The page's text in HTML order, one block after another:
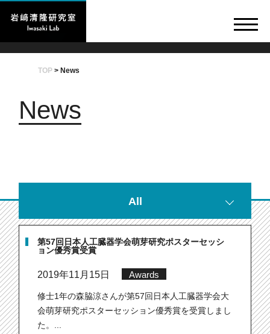
TOP> News
News
All
第57回日本人工臓器学会萌芽研究ポスターセッシ
ョン優秀賞受賞
2019年11月15日 Awards
修士1年の森脇涼さんが第57回日本人工臓器学会大
会萌芽研究ポスターセッション優秀賞を受賞しまし
た。...